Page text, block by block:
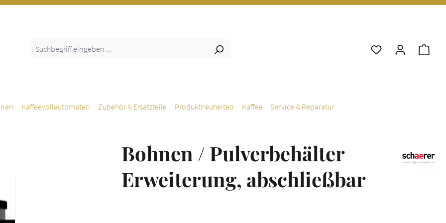
Kaffeevollautomaten Zubehör & Ersatzteile Produktneuheiten Kaffee Service & Reparatur
Bohnen / Pulverbehälter
Erweiterung, abschließbar